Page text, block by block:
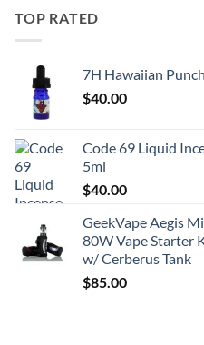
TOP RATED
7H Hawaiian
$40.00
Code 69 Liquid
5ml
$40.00
GeekVape Aegis
80W Vape Starter
w/ Cerberus Tank
$85.00